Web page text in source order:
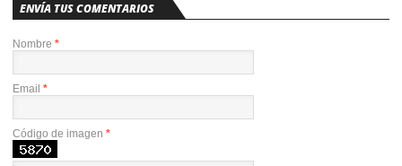
ENVÍA TUS COMENTARIOS
Nombre *
Email *
Código de imagen *